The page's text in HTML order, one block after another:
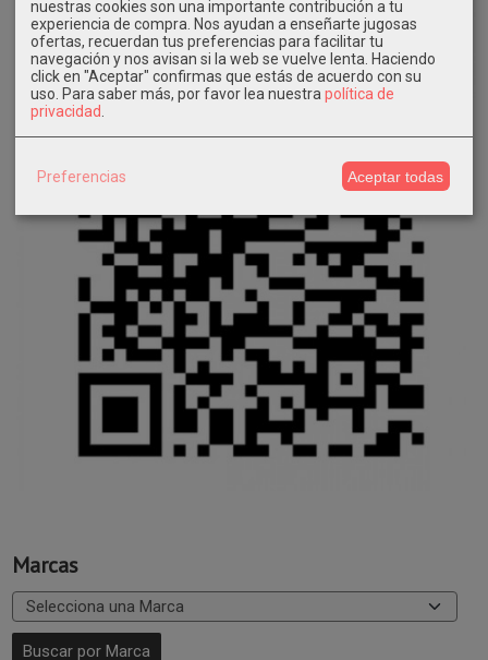
Marcas
nuestras cookies son una importante contribución a tu
experiencia de compra. Nos ayudan a enseñarte jugosas
ofertas, recuerdan tus preferencias para facilitar tu
navegación y nos avisan si la web se vuelve lenta. Haciendo
click en "Aceptar" confirmas que estás de acuerdo con su
uso. Para saber más, por favor lea nuestra política de
privacidad
Preferencias Aceptar todas